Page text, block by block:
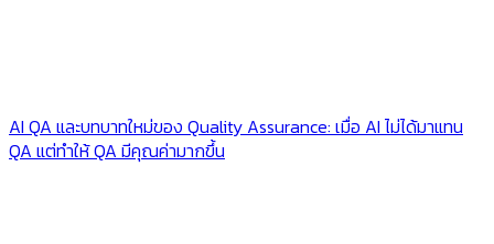
AI QA และบทบาทใหม่ของ Quality Assurance: เมื่อ AI ไม่ได้มาแทน
QA แต่ทำให้ QA มีคุณค่ามากขึ้น